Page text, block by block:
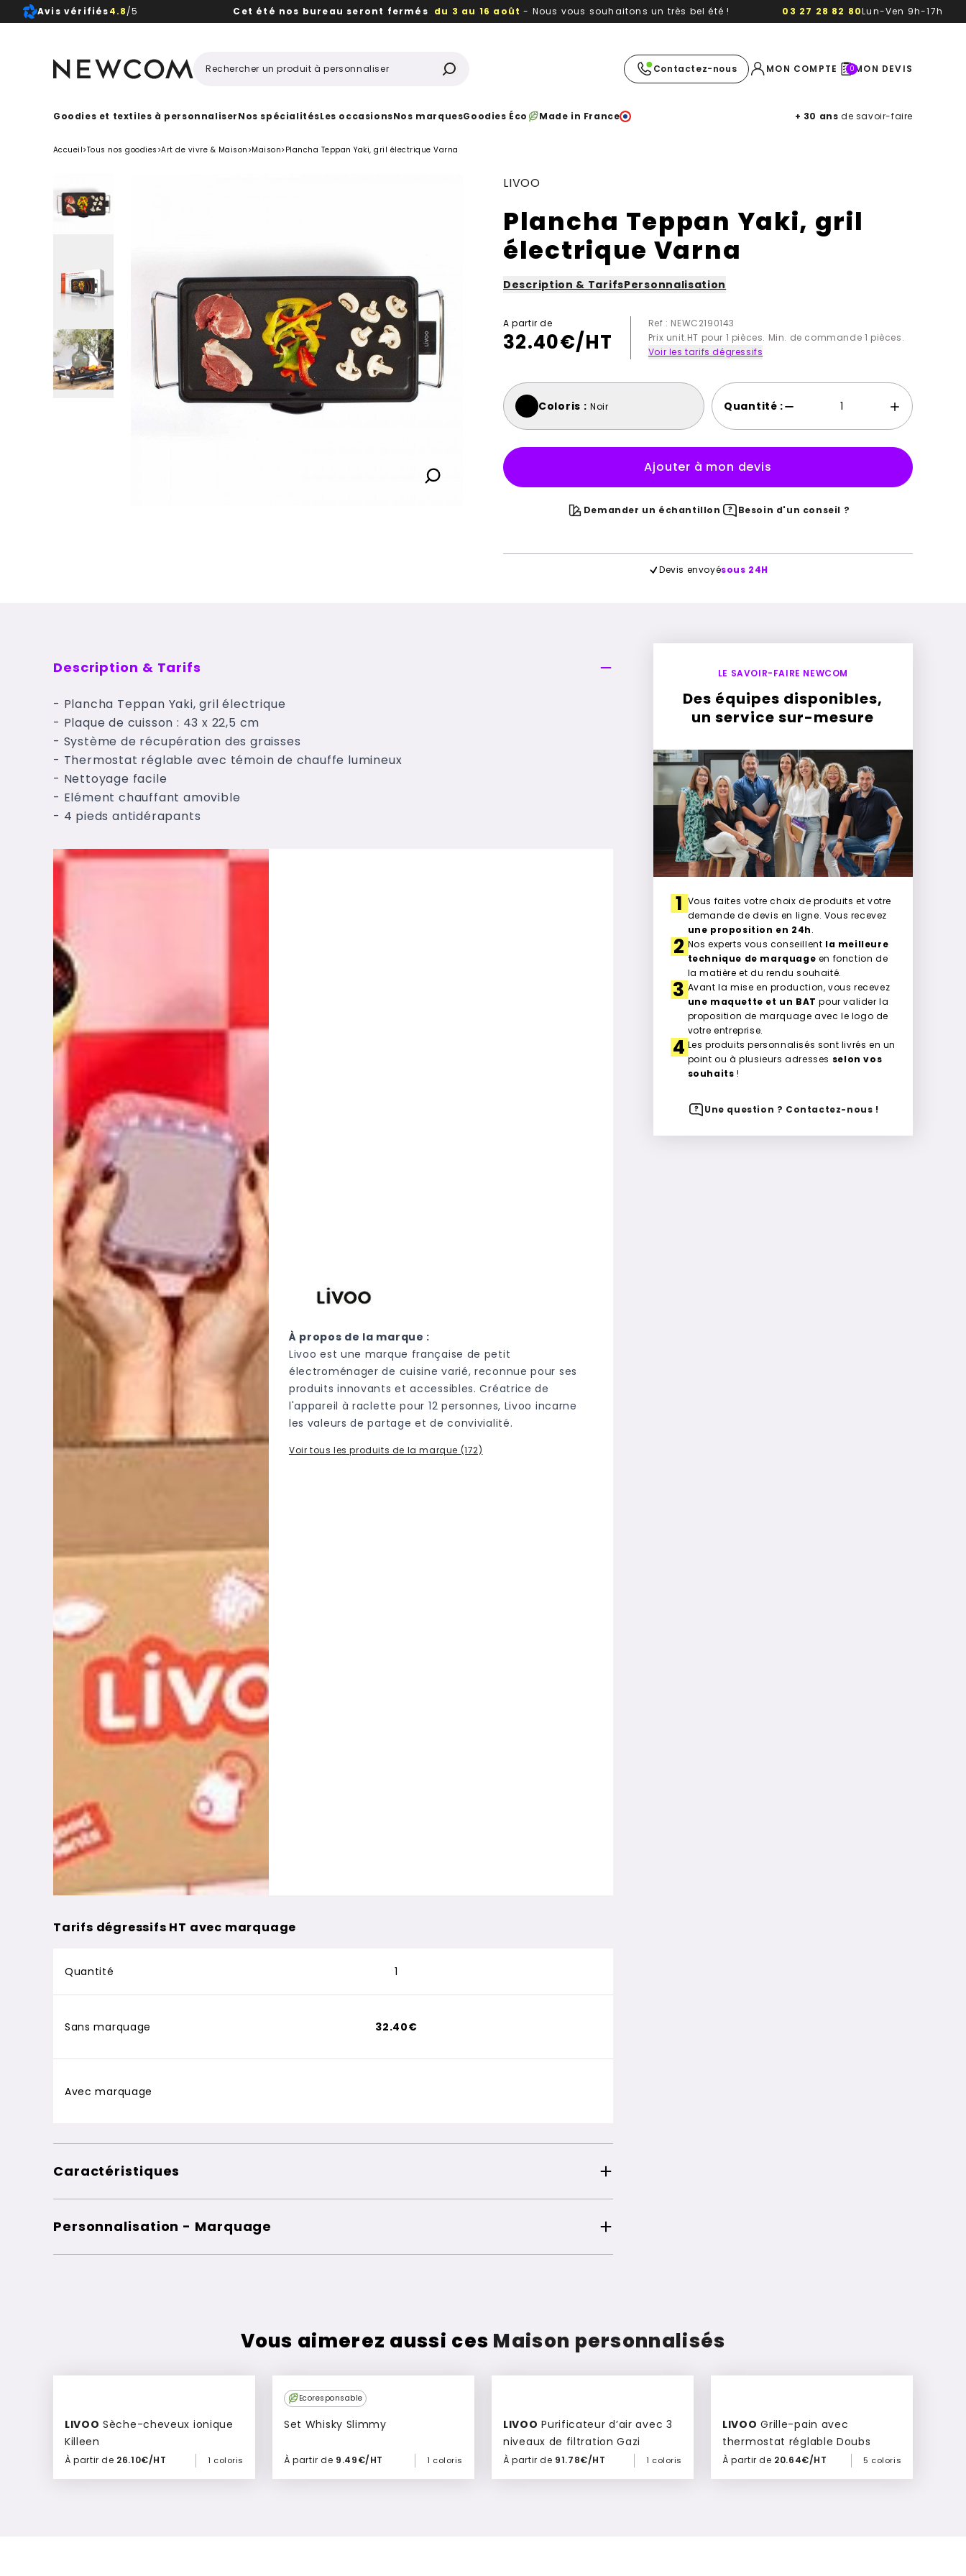
Avis vérifiés4.8/5 Cet été nos bureau seront fermés du 3 au 16 août - Nous vous souhaitons un très bel été !
03 27 28 82 80Lun-Ven 9h-17h
Contactez-nous MON COMPTE 0MON DEVIS
Goodies et textiles à personnaliserNos spécialitésLes occasionsNos marquesGoodies Éco Made in France + 30 ans de savoir-faire
Accueil>Tous nos goodies >Art de vivre & Maison >Maison>Plancha Teppan Yaki, gril électrique Varna
LIVOO
Plancha Teppan Yaki, gril
électrique Varna
Description & TarifsPersonnalisation
A partir de
32.40€/HT
Ref : NEWC2190143
Prix unit.HT pour 1 pièces. Min. de commande 1 pièces.
Voir les tarifs dégressifs
Coloris : Noir Quantité :
Ajouter à mon devis
Demander un échantillon Besoin d'un conseil ?
Devis envoyésous 24H
Description & Tarifs
- Plancha Teppan Yaki, gril électrique
- Plaque de cuisson : 43 x 22,5 cm
- Système de récupération des graisses
- Thermostat réglable avec témoin de chauffe lumineux
- Nettoyage facile
- Elément chauffant amovible
- 4 pieds antidérapants
À propos de la marque :
Livoo est une marque française de petit
électroménager de cuisine varié, reconnue pour ses
produits innovants et accessibles. Créatrice de
l'appareil à raclette pour 12 personnes, Livoo incarne
les valeurs de partage et de convivialité.
Voir tous les produits de la marque (172)
Tarifs dégressifs HT avec marquage
Quantité
Sans marquage
Avec marquage
1
32.40€
Caractéristiques
Personnalisation - Marquage
LE SAVOIR-FAIRE NEWCOM
Des équipes disponibles,
un service sur-mesure
1 Vous faites votre choix de produits et votre
demande de devis en ligne. Vous recevez
une proposition en 24h.
2 Nos experts vous conseillent la meilleure
technique de marquage en fonction de
la matière et du rendu souhaité.
3 Avant la mise en production, vous recevez
une maquette et un BAT pour valider la
proposition de marquage avec le logo de
votre entreprise.
4 Les produits personnalisés sont livrés en un
point ou à plusieurs adresses selon vos
souhaits !
Une question ? Contactez-nous !
Vous aimerez aussi ces Maison personnalisés
LIVOO Sèche-cheveux ionique
Killeen
À partir de 26.10€/HT 1 coloris
Ajouter à mon devis
Ecoresponsable
Set Whisky Slimmy
À partir de 9.49€/HT 1 coloris
Ajouter à mon devis
LIVOO Purificateur d’air avec 3
niveaux de filtration Gazi
À partir de 91.78€/HT 1 coloris
Ajouter à mon devis
LIVOO Grille-pain avec
thermostat réglable Doubs
À partir de 20.64€/HT 5 coloris
Ajouter à mon devis